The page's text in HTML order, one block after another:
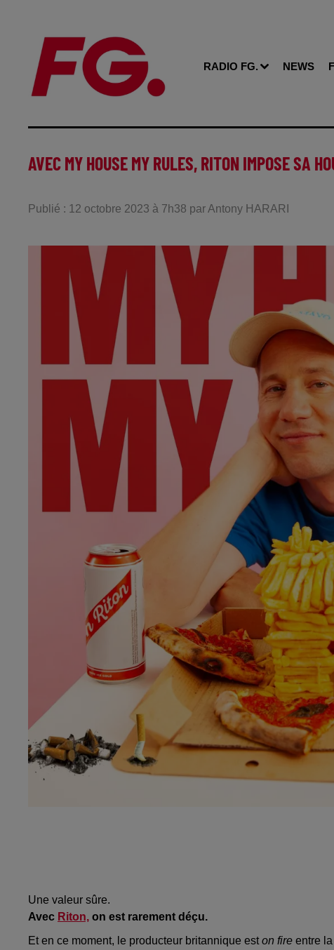
RADIO FG. NEWS
AVEC MY HOUSE MY RULES, RITON IMPOSE SA
Publié : 12 octobre 2023 à 7h38 par Antony HARARI
Une valeur sûre.
Avec Riton, on est rarement déçu.
Et en ce moment, le producteur britannique eston fire entre